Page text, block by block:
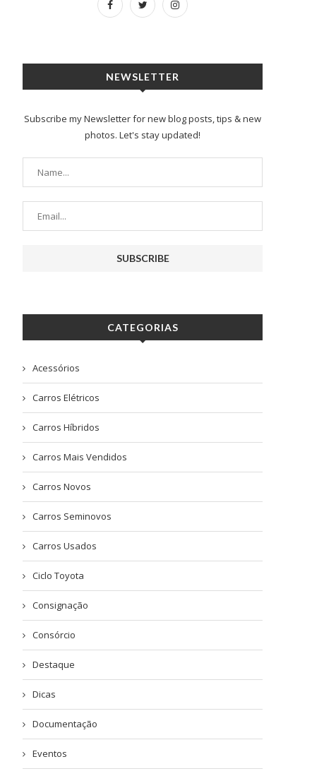
NEWSLETTER
Subscribe my Newsletter for new blog posts, tips & new
photos. Let's stay updated!
CATEGORIAS
Acessórios
Carros Elétricos
Carros Híbridos
Carros Mais Vendidos
Carros Novos
Carros Seminovos
Carros Usados
Ciclo Toyota
Consignação
Consórcio
Destaque
Dicas
Documentação
Eventos